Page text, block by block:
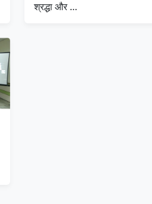
श्रद्धा और …